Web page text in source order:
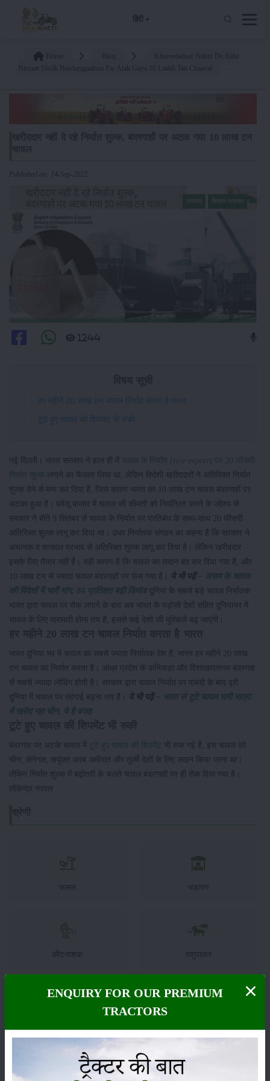
हिंदी
Published on: 14-Sep-2022
1244
हर महीने 20 लाख टन चावल निर्यात करता है भारत
टूटे हुए चावल की शिपमेंट भी रुकी
नई दिल्ली। भारत सरकार ने हाल ही में चावल के निर्यात ( rice export ) पर 20 फीसदी
निर्यात शुल्क
लगाने का फैसला लिया था, लेकिन विदेशी खरीददारों ने अतिरिक्त निर्यात
शुल्क देने से मना कर दिया है, जिस कारण भारत का 10 लाख टन चावल बंदरगाहों पर
अटका हुआ है। घरेलू बाजार में चावल की कीमतों को नियंत्रित करने के उद्देश्य से
सरकार ने बीते 9 सितंबर से चावल के निर्यात पर प्रतिबंध के साथ-साथ 20 फीसदी
अतिरिक्त शुल्क लागू कर दिया था। उधर निर्यातक संगठन का कहना है कि सरकार ने
अचानक व तत्काल प्रभाव से अतिरिक्त शुल्क लागू कर दिया है। लेकिन खरीददार
इसके लिए तैयार नहीं हैं। यही कारण है कि चावल का लदान बंद कर दिया गया है, और
10 लाख टन से ज्यादा चावल बंदरगाहों पर फंस गया है।
ये भी पढ़ें – असम के चावल
की विदेशों में भारी मांग, 84 प्रतिशत बढ़ी डिमांड दुनियां के सबसे बड़े चावल निर्यातक
भारत द्वारा चावल पर रोक लगाने के बाद अब भारत के पड़ोसी देशों सहित दुनियाभर में
चावल के लिए मारामारी होना तय है, इससे कई देशों की मुश्किलें बढ़ जाएंगी।
भारत दुनिया भर में चावल का सबसे ज्यादा निर्यातक देश है, भारत हर महीने 20 लाख
टन चावल का निर्यात करता है। आंध्र प्रदेश के कनिकड़ा और विशाखापत्तनम बंदरगाह
से सबसे ज्यादा लोडिंग होती है। सरकार द्वारा चावल निर्यात पर पाबंदी के बाद पूरी
दुनिया में चावल पर महंगाई बढ़ना तय है।
ये भी पढ़ें – भारत से टूटे चावल भारी मात्रा
में खरीद रहा चीन, ये है वजह
बंदरगाह पर अटके चावल में टूटे हुए चावल की शिपमेंट भी रुक गई है, इस चावल को
चीन, सेनेगल, सयुंक्त अरब अमीरात और तुर्की देशों के लिए लदान किया जाना था।
लेकिन निर्यात शुल्क में बढ़ोतरी के चलते चावल बंदरगाहों पर ही रोक दिया गया है।
लोकेन्द्र नरवार
फसल भंडारण
कीटनाशक पशुपालन
ENQUIRY FOR OUR PREMIUM
TRACTORS